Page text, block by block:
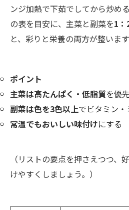
ンジ加熱で下茹でしてから炒め
の表を目安に、主菜と副菜を1：
と、彩りと栄養の両方が整います
ポイント
主菜は高たんぱく・低脂質を優先
副菜は色を3色以上でビタミン
常温でもおいしい味付けにする
（リストの要点を押さえつつ、
けやすくしましょう。）